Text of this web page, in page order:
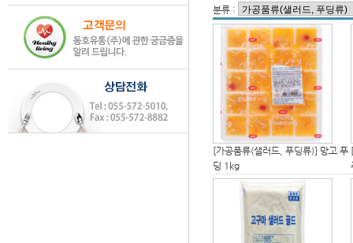
분류 :
[가공품류(샐러드, 푸딩류)] 망고 푸
딩 1kg